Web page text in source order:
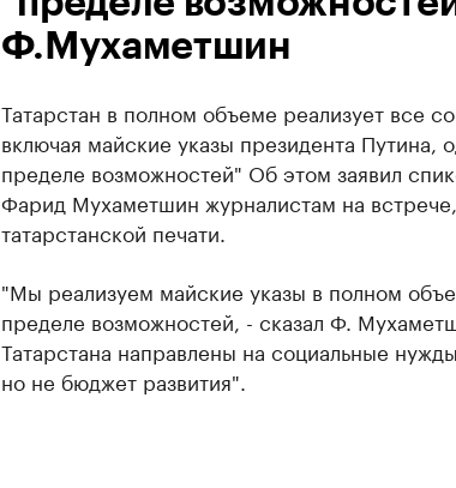
Ф.Мухаметшин
Татарстан в полном объеме реализует все
включая майские указы президента Путина,
пределе возможностей" Об этом заявил
Фарид Мухаметшин журналистам на
татарстанской печати.
"Мы реализуем майские указы в полном
пределе возможностей, - сказал Ф.
Татарстана направлены на социальные
но не бюджет развития".